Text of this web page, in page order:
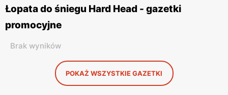
Łopata do śniegu Hard Head - gazetki
promocyjne
Brak wyników
POKAŻ WSZYSTKIE GAZETKI